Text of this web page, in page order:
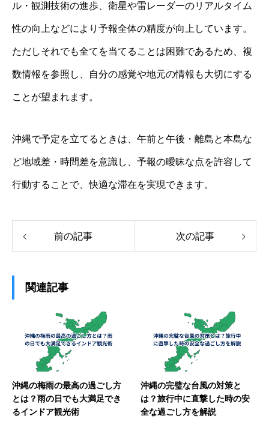
ル・観測技術の進歩、衛星や雷レーダーのリアルタイム
性の向上などにより予報全体の精度が向上しています。
ただしそれでも全てを当てることは困難であるため、複
数情報を参照し、自分の感覚や地元の情報も大切にする
ことが望まれます。
沖縄で予定を立てるときは、午前と午後・離島と本島な
ど地域差・時間差を意識し、予報の曖昧な点を許容して
行動することで、快適な滞在を実現できます。
前の記事 次の記事
関連記事
沖縄の梅雨の最高の過ごし方
とは？雨の日でも大満足でき
るインドア観光術
沖縄の完璧な台風の対策と
は？旅行中に直撃した時の安
全な過ごし方を解説